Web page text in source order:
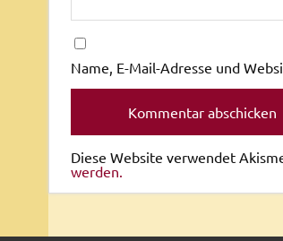
Name, E-Mail-Adresse und
Diese Website verwendet
werden.